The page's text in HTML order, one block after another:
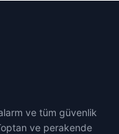
ve tüm güvenlik
ve perakende